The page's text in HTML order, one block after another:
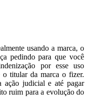
usando a marca, o
pedindo para que você
por esse uso
o titular da marca o fizer.
ação judicial e até pagar
ruim para a evolução do